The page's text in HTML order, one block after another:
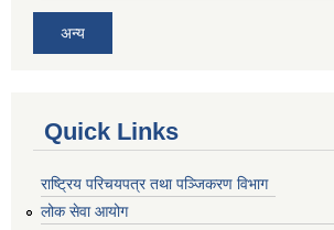
अन्य
Quick Links
राष्ट्रिय परिचयपत्र तथा पञ्जिकरण विभाग
लोक सेवा आयोग